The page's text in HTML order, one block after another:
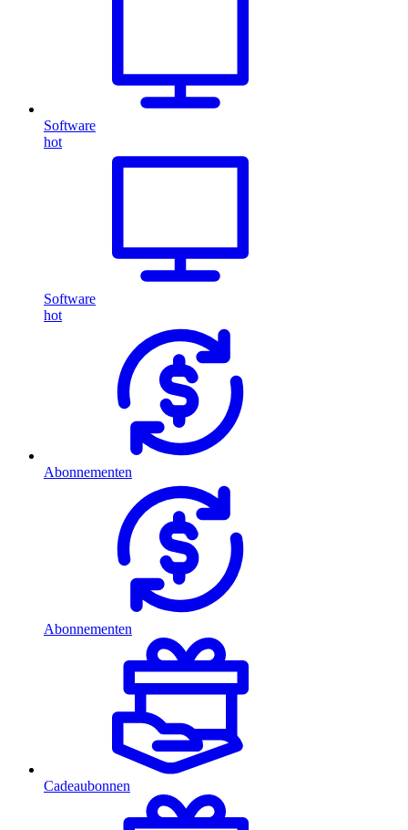
Software
hot
Software
hot
Abonnementen
Abonnementen
Cadeaubonnen